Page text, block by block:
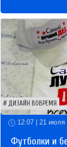
ДИЗАЙН ВОВРЕМЯ
12:07 | 21 июля
Футболки и